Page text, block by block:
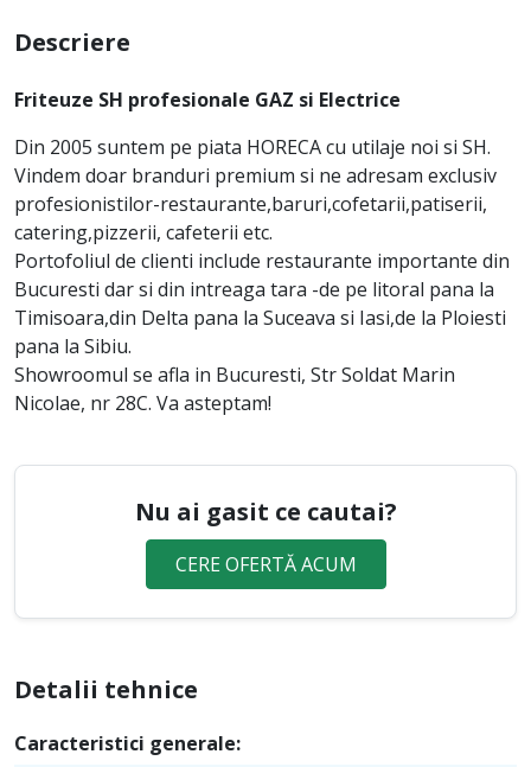
Descriere
Friteuze SH profesionale GAZ si Electrice
Din 2005 suntem pe piata HORECA cu utilaje noi si SH.
Vindem doar branduri premium si ne adresam exclusiv
profesionistilor-restaurante,baruri,cofetarii,patiserii,
catering,pizzerii, cafeterii etc.
Portofoliul de clienti include restaurante importante din
Bucuresti dar si din intreaga tara -de pe litoral pana la
Timisoara,din Delta pana la Suceava si Iasi,de la Ploiesti
pana la Sibiu.
Showroomul se afla in Bucuresti, Str Soldat Marin
Nicolae, nr 28C. Va asteptam!
Nu ai gasit ce cautai?
CERE OFERTĂ ACUM
Detalii tehnice
Caracteristici generale: